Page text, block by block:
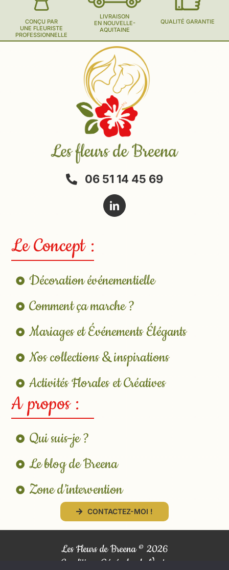
CONÇU PAR
UNE FLEURISTE
PROFESSIONNELLE
LIVRAISON
EN NOUVELLE-
AQUITAINE
QUALITÉ GARANTIE
06 51 14 45 69
Le Concept :
Décoration événementielle
Comment ça marche ?
Mariages et Événements Élégants
Nos collections & inspirations
Activités Florales et Créatives
A propos :
Qui suis-je ?
Le blog de Breena
Zone d’intervention
CONTACTEZ-MOI !
Les Fleurs de Breena © 2026
Conditions Générales de Vente